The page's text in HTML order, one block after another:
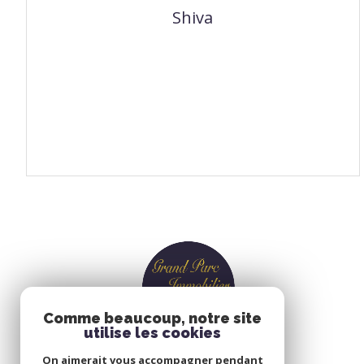
Shiva
Comme beaucoup, notre site
utilise les cookies
On aimerait vous accompagner pendant